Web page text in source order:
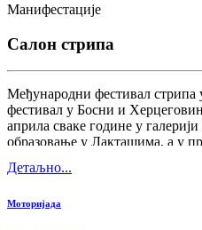
Манифестације
Салон стрипа
Међународни фестивал стрипа
фестивал у Босни и
априла сваке године у
образовање у Лакташима, а у
Детаљно...
Моторијада